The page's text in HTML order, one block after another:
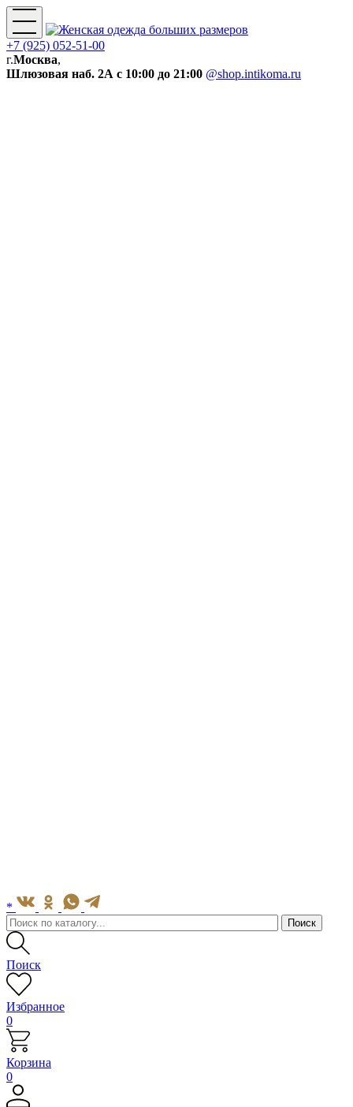
+7 (925) 052-51-00
г.Москва,
Шлюзовая наб. 2А с 10:00 до 21:00 @shop.intikoma.ru
*
Поиск
Избранное
0
Корзина
0